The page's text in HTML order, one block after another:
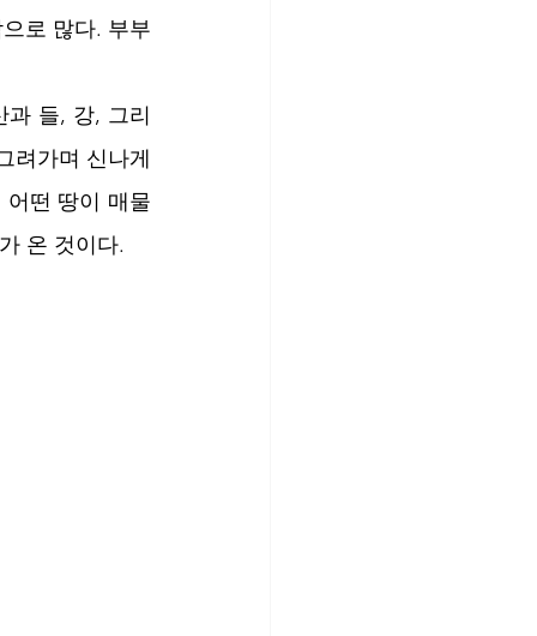
로 많다. 부부
과 들, 강, 그리
려가며 신나게
떤 땅이 매물
온 것이다.